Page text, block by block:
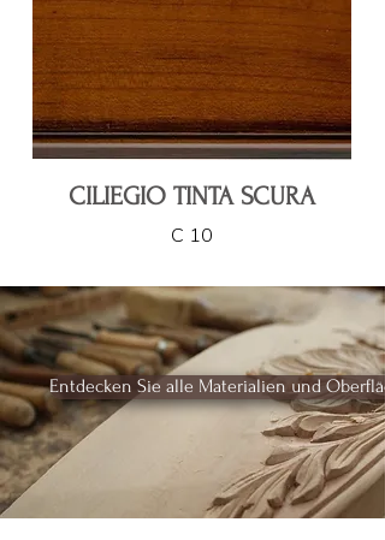
CILIEGIO TINTA SCURA
C 10
Entdecken Sie alle Materialien und